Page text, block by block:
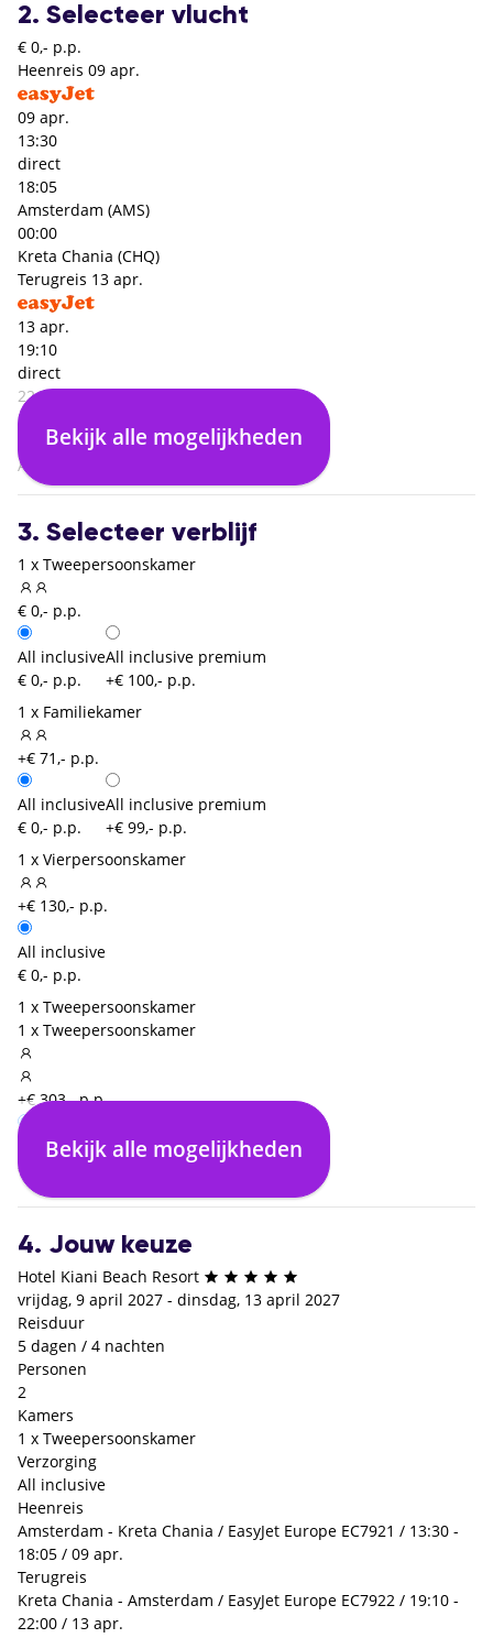
2. Selecteer vlucht
€ 0,- p.p.
Heenreis 09 apr.
09 apr.
13:30
direct
18:05
Amsterdam (AMS)
00:00
Kreta Chania (CHQ)
Terugreis 13 apr.
13 apr.
19:10
direct
22:00
Kreta Chania (CHQ)
00:00
Amsterdam (AMS)
Bekijk alle mogelijkheden
3. Selecteer verblijf
1 x Tweepersoonskamer
€ 0,- p.p.
All inclusive
€ 0,- p.p.
All inclusive premium
+€ 100,- p.p.
1 x Familiekamer
+€ 71,- p.p.
All inclusive
€ 0,- p.p.
All inclusive premium
+€ 99,- p.p.
1 x Vierpersoonskamer
+€ 130,- p.p.
All inclusive
€ 0,- p.p.
1 x Tweepersoonskamer
1 x Tweepersoonskamer
+€ 303,- p.p.
All inclusive
€ 0,- p.p.
Bekijk alle mogelijkheden
4. Jouw keuze
Hotel Kiani Beach Resort
vrijdag, 9 april 2027 - dinsdag, 13 april 2027
Reisduur
5 dagen / 4 nachten
Personen
2
Kamers
1 x Tweepersoonskamer
Verzorging
All inclusive
Heenreis
Amsterdam - Kreta Chania / EasyJet Europe EC7921 / 13:30 -
18:05 / 09 apr.
Terugreis
Kreta Chania - Amsterdam / EasyJet Europe EC7922 / 19:10 -
22:00 / 13 apr.